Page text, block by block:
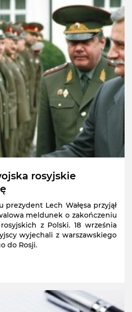
rosyjskie
prezydent Lech Wałęsa przyjął
meldunek o zakończeniu
z Polski. 18 września
wyjechali z warszawskiego
do Rosji.